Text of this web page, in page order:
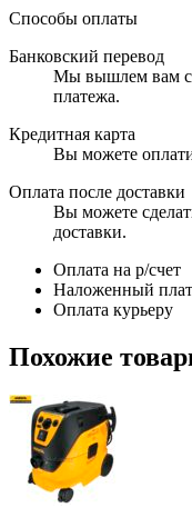
Способы оплаты
Банковский перевод
Мы вышлем вам
платежа.
Кредитная карта
Вы можете
Оплата после доставки
Вы можете
доставки.
Оплата на р/счет
Наложенный
Оплата курьеру
Похожие